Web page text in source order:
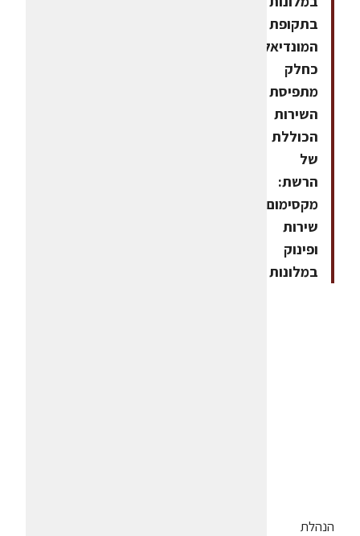
בתקופת
המונדיאל
כחלק
מתפיסת
השירות
הכוללת
של
הרשת:
מקסימום
שירות
ופינוק
במלונות
הנהלת